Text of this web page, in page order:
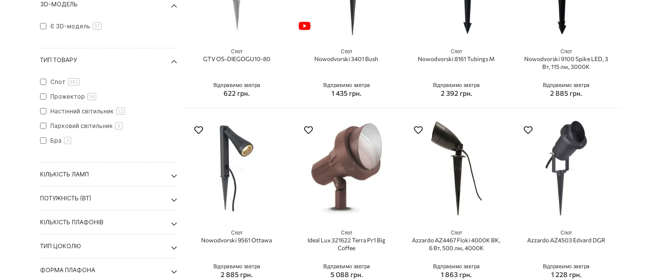
Спот
GTV OS-DIEGOGU10-80
Відправимо завтра
622 грн.
Спот
Nowodvorski 3401 Bush
Відправимо завтра
1 435 грн.
Спот
Nowodvorski 8161 Tubings M
Відправимо завтра
2 392 грн.
Спот
Nowodvorski 9100 Spike LED, 3
Вт, 115 лм, 3000K
Відправимо завтра
2 885 грн.
Спот
Nowodvorski 9561 Ottawa
Відправимо завтра
2 885 грн.
Спот
Ideal Lux 321622 Terra Pr1 Big
Coffee
Відправимо завтра
5 088 грн.
Спот
Azzardo AZ4467 Floki 4000K BK,
6 Вт, 500 лм, 4000K
Відправимо завтра
1 863 грн.
Спот
Azzardo AZ4503 Edvard DGR
Відправимо завтра
1 228 грн.
3D-МОДЕЛЬ
Є 3D-модель 37
ТИП ТОВАРУ
Спот 362
Прожектор 54
Настінний світильник 12
Парковий світильник 9
Бра 3
КІЛЬКІСТЬ ЛАМП
ПОТУЖНІСТЬ (ВТ)
КІЛЬКІСТЬ ПЛАФОНІВ
ТИП ЦОКОЛЮ
ФОРМА ПЛАФОНА